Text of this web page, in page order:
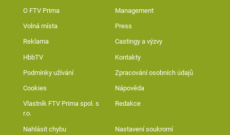
O FTV Prima Management
Volná místa Press
Reklama Castingy a výzvy
HbbTV Kontakty
Podmínky užívání Zpracování osobních údajů
Cookies Nápověda
Vlastník FTV Prima spol. s
r.o.
Redakce
Nahlásit chybu Nastavení soukromí